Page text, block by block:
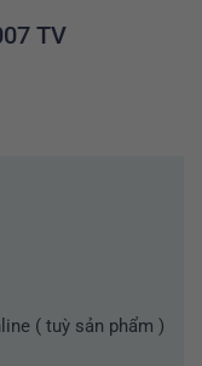
TV
( tuỳ sản phẩm )